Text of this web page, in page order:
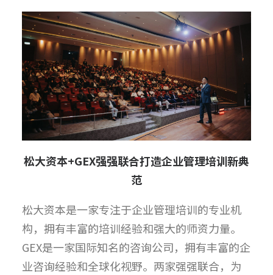
松大资本+GEX强强联合打造企业管理培训新典
范
松大资本是一家专注于企业管理培训的专业机
构，拥有丰富的培训经验和强大的师资力量。
GEX是一家国际知名的咨询公司，拥有丰富的企
业咨询经验和全球化视野。两家强强联合，为